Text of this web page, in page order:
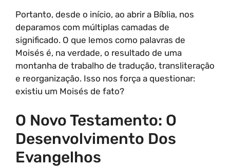
Portanto, desde o início, ao abrir a Bíblia, nos
deparamos com múltiplas camadas de
significado. O que lemos como palavras de
Moisés é, na verdade, o resultado de uma
montanha de trabalho de tradução, transliteração
e reorganização. Isso nos força a questionar:
existiu um Moisés de fato?
O Novo Testamento: O
Desenvolvimento Dos
Evangelhos